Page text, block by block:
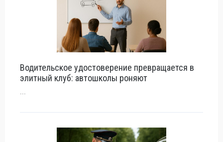
Водительское удостоверение превращается в
элитный клуб: автошколы роняют
...